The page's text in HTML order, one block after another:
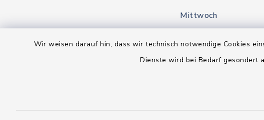
Wir weisen darauf hin, dass wir technisch notwendige Cookies
Dienste wird bei Bedarf gesondert
Mittwoch
geschlossen
Donnerstag